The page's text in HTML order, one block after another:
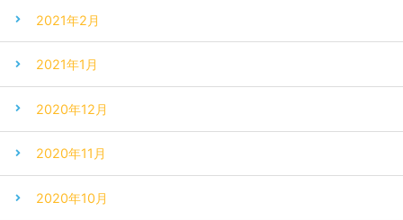
2021年2月
2021年1月
2020年12月
2020年11月
2020年10月